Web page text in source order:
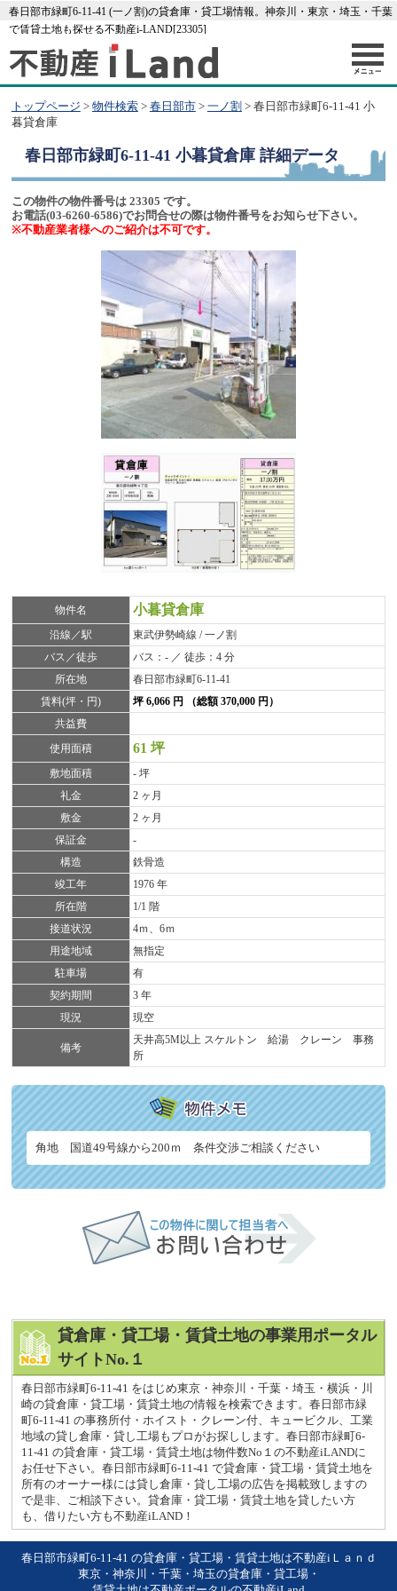
春日部市緑町6-11-41 (一ノ割)の貸倉庫・貸工場情報。神奈川・東京・埼玉・千葉
で賃貸土地も探せる不動産i-LAND[23305]
トップページ > 物件検索> 春日部市> 一ノ割 > 春日部市緑町6-11-41 小
暮貸倉庫
春日部市緑町6-11-41 小暮貸倉庫 詳細データ
この物件の物件番号は 23305 です。
お電話(03-6260-6586)でお問合せの際は物件番号をお知らせ下さい。
※不動産業者様へのご紹介は不可です。
物件名 小暮貸倉庫
沿線／駅
東武伊勢崎線 / 一ノ割
バス／徒歩
バス：- ／ 徒歩：4 分
所在地
春日部市緑町6-11-41
賃料(坪・円)
坪 6,066 円 （総額 370,000 円）
共益費
使用面積
61 坪
敷地面積
- 坪
礼金
2 ヶ月
敷金
2 ヶ月
保証金
-
構造
鉄骨造
竣工年
1976 年
所在階
1/1 階
接道状況
4ｍ、6ｍ
用途地域
無指定
駐車場
有
契約期間
3 年
現況
現空
備考
天井高5M以上 スケルトン 給湯 クレーン 事務
所
角地 国道49号線から200ｍ 条件交渉ご相談ください
貸倉庫・貸工場・賃貸土地の事業用ポータル
サイトNo.１
春日部市緑町6-11-41 をはじめ東京・神奈川・千葉・埼玉・横浜・川
崎の貸倉庫・貸工場・賃貸土地の情報を検索できます。春日部市緑
町6-11-41 の事務所付・ホイスト・クレーン付、キュービクル、工業
地域の貸し倉庫・貸し工場もプロがお探しします。春日部市緑町6-
11-41 の貸倉庫・貸工場・賃貸土地は物件数No１の不動産iLANDに
お任せ下さい。春日部市緑町6-11-41 で貸倉庫・貸工場・賃貸土地を
所有のオーナー様には貸し倉庫・貸し工場の広告を掲載致しますの
で是非、ご相談下さい。貸倉庫・貸工場・賃貸土地を貸したい方
も、借りたい方も不動産iLAND！
春日部市緑町6-11-41 の貸倉庫・貸工場・賃貸土地は不動産iＬａｎｄ
東京・神奈川・千葉・埼玉の貸倉庫・貸工場・